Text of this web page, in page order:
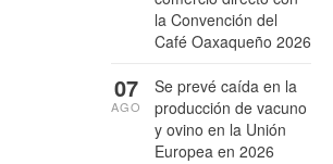
la Convención del
Café Oaxaqueño 2026
Se prevé caída en la
producción de vacuno
y ovino en la Unión
Europea en 2026
07
AGO